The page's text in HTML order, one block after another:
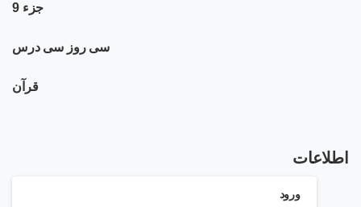
جزء 9
سی روز سی درس
قرآن
اطلاعات
ورود